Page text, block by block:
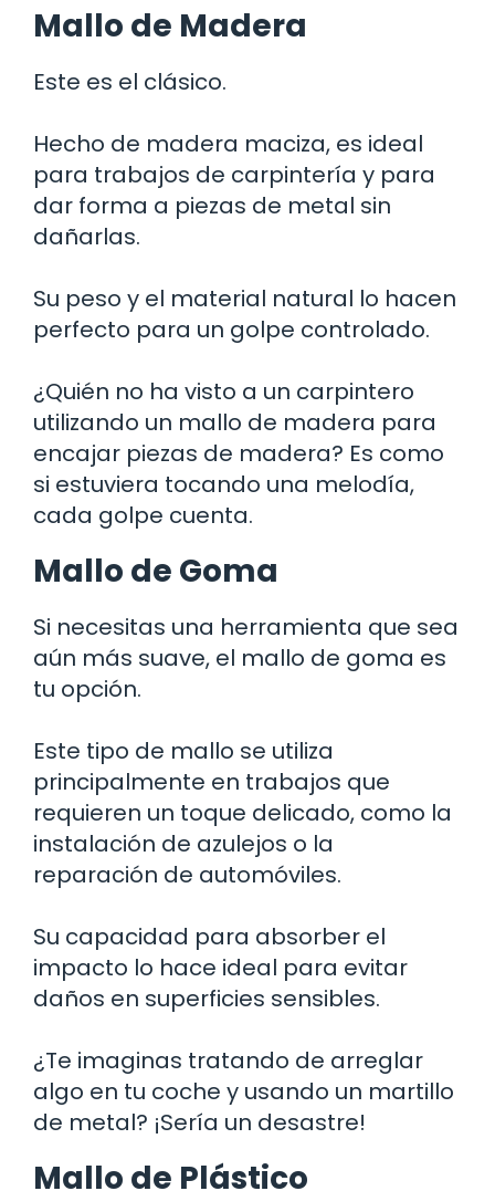
Mallo de Madera
Este es el clásico.
Hecho de madera maciza, es ideal
para trabajos de carpintería y para
dar forma a piezas de metal sin
dañarlas.
Su peso y el material natural lo hacen
perfecto para un golpe controlado.
¿Quién no ha visto a un carpintero
utilizando un mallo de madera para
encajar piezas de madera? Es como
si estuviera tocando una melodía,
cada golpe cuenta.
Mallo de Goma
Si necesitas una herramienta que sea
aún más suave, el mallo de goma es
tu opción.
Este tipo de mallo se utiliza
principalmente en trabajos que
requieren un toque delicado, como la
instalación de azulejos o la
reparación de automóviles.
Su capacidad para absorber el
impacto lo hace ideal para evitar
daños en superficies sensibles.
¿Te imaginas tratando de arreglar
algo en tu coche y usando un martillo
de metal? ¡Sería un desastre!
Mallo de Plástico